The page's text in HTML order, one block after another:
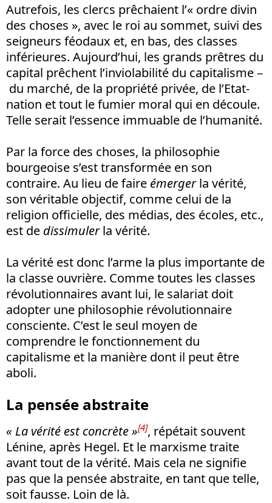
Autrefois, les clercs prêchaient l’« ordre divin
des choses », avec le roi au sommet, suivi des
seigneurs féodaux et, en bas, des classes
inférieures. Aujourd’hui, les grands prêtres du
capital prêchent l’inviolabilité du capitalisme –
du marché, de la propriété privée, de l’Etat-
nation et tout le fumier moral qui en découle.
Telle serait l’essence immuable de l’humanité.
Par la force des choses, la philosophie
bourgeoise s’est transformée en son
contraire. Au lieu de faire émergerla vérité,
son véritable objectif, comme celui de la
religion officielle, des médias, des écoles, etc.,
est de dissimulerla vérité.
La vérité est donc l’arme la plus importante de
la classe ouvrière. Comme toutes les classes
révolutionnaires avant lui, le salariat doit
adopter une philosophie révolutionnaire
consciente. C’est le seul moyen de
comprendre le fonctionnement du
capitalisme et la manière dont il peut être
aboli.
La pensée abstraite
« La vérité est concrète »[4], répétait souvent
Lénine, après Hegel. Et le marxisme traite
avant tout de la vérité. Mais cela ne signifie
pas que la pensée abstraite, en tant que telle,
soit fausse. Loin de là.